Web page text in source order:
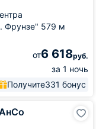
Фрунзе" 579 м
от6 618руб.
за 1 ночь
Получите331 бонус